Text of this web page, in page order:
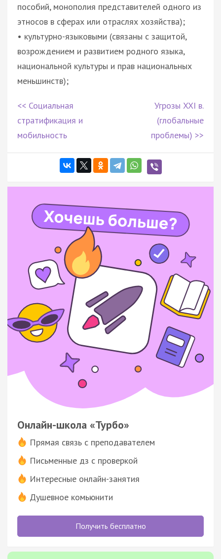
пособий, монополия представителей одного из
этносов в сферах или отраслях хозяйства);
• культурно-языковыми (связаны с защитой,
возрождением и развитием родного языка,
национальной культуры и прав национальных
меньшинств);
<< Социальная
стратификация и
мобильность
Угрозы XXI в.
(глобальные
проблемы) >>
Онлайн-школа «Турбо»
Прямая связь с преподавателем
Письменные дз с проверкой
Интересные онлайн-занятия
Душевное комьюнити
Получить бесплатно